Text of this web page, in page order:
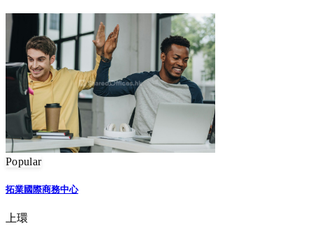
Popular
拓業國際商務中心
上環